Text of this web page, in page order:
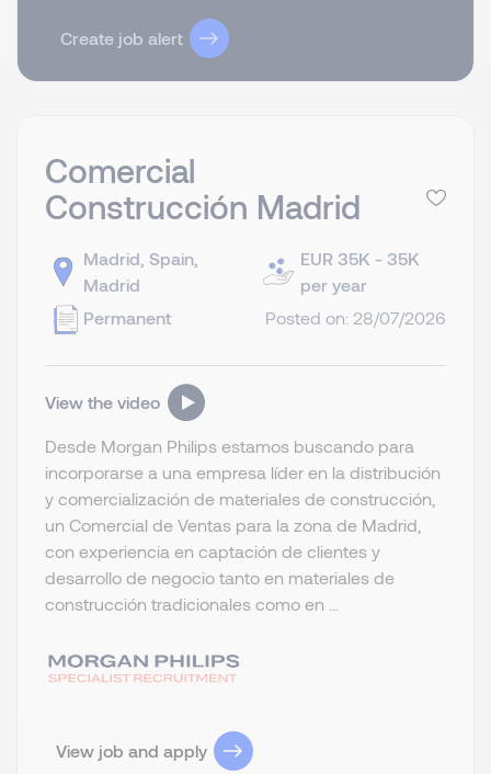
Create job alert
Comercial
Construcción Madrid
Madrid, Spain,
Madrid
Permanent
EUR 35K - 35K
per year
Posted on: 28/07/2026
View the video
Desde Morgan Philips estamos buscando para
incorporarse a una empresa líder en la distribución
y comercialización de materiales de construcción,
un Comercial de Ventas para la zona de Madrid,
con experiencia en captación de clientes y
desarrollo de negocio tanto en materiales de
construcción tradicionales como en ...
View job and apply